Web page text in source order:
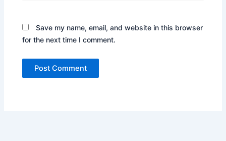
Save my name, email, and website in this browser
for the next time I comment.